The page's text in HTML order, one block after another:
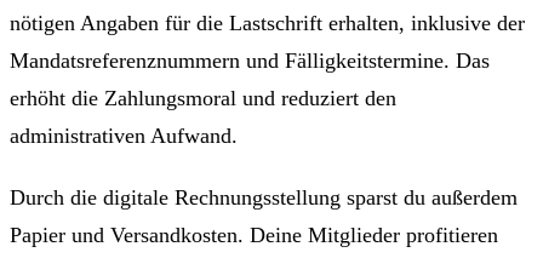
nötigen Angaben für die Lastschrift erhalten, inklusive der
Mandatsreferenznummern und Fälligkeitstermine. Das
erhöht die Zahlungsmoral und reduziert den
administrativen Aufwand.
Durch die digitale Rechnungsstellung sparst du außerdem
Papier und Versandkosten. Deine Mitglieder profitieren